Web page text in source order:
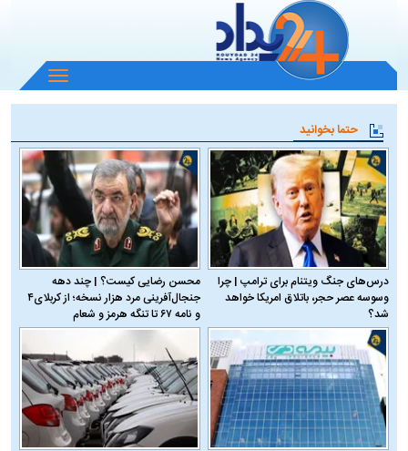
باز
و
منو
حتما بخوانید
درس‌های جنگ ویتنام برای ترامپ | چرا
وسوسه عصر حجر، باتلاق امریکا خواهد
شد؟
محسن رضایی کیست؟ | چند دهه
جنجال‌آفرینی مرد هزار نسخه؛ از کربلای۴
و نامه ۶۷ تا تنگه هرمز و شعام